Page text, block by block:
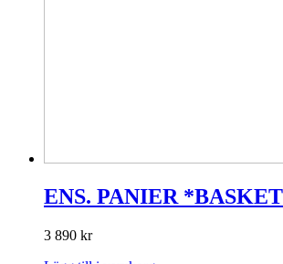
ENS. PANIER
3 890 kr